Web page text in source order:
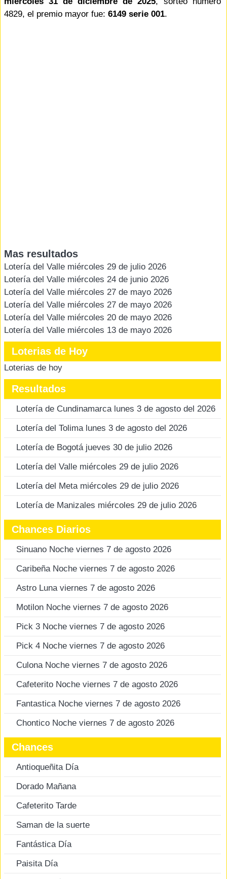
4829, el premio mayor fue: 6149 serie 001.
Mas resultados
Lotería del Valle miércoles 29 de julio 2026
Lotería del Valle miércoles 24 de junio 2026
Lotería del Valle miércoles 27 de mayo 2026
Lotería del Valle miércoles 27 de mayo 2026
Lotería del Valle miércoles 20 de mayo 2026
Lotería del Valle miércoles 13 de mayo 2026
Loterias de Hoy
Loterias de hoy
Resultados
Lotería de Cundinamarca lunes 3 de agosto del 2026
Lotería del Tolima lunes 3 de agosto del 2026
Lotería de Bogotá jueves 30 de julio 2026
Lotería del Valle miércoles 29 de julio 2026
Lotería del Meta miércoles 29 de julio 2026
Lotería de Manizales miércoles 29 de julio 2026
Chances Diarios
Sinuano Noche viernes 7 de agosto 2026
Caribeña Noche viernes 7 de agosto 2026
Astro Luna viernes 7 de agosto 2026
Motilon Noche viernes 7 de agosto 2026
Pick 3 Noche viernes 7 de agosto 2026
Pick 4 Noche viernes 7 de agosto 2026
Culona Noche viernes 7 de agosto 2026
Cafeterito Noche viernes 7 de agosto 2026
Fantastica Noche viernes 7 de agosto 2026
Chontico Noche viernes 7 de agosto 2026
Chances
Antioqueñita Día
Dorado Mañana
Cafeterito Tarde
Saman de la suerte
Fantástica Día
Paisita Día